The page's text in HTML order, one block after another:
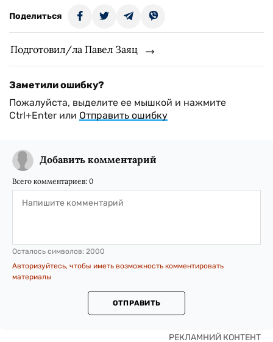
Поделиться
Подготовил/ла Павел Заяц
Заметили ошибку?
Пожалуйста, выделите ее мышкой и нажмите
Ctrl+Enter или Отправить ошибку
Добавить комментарий
Всего комментариев: 0
Осталось символов: 2000
Авторизуйтесь, чтобы иметь возможность комментировать
материалы
ОТПРАВИТЬ